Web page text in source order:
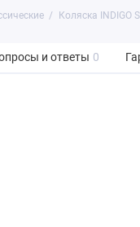
Коляска INDIGO
и ответы 0